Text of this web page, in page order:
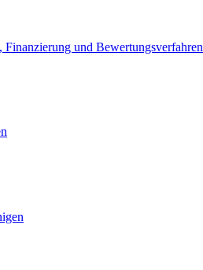
Finanzierung und Bewertungsverfahren